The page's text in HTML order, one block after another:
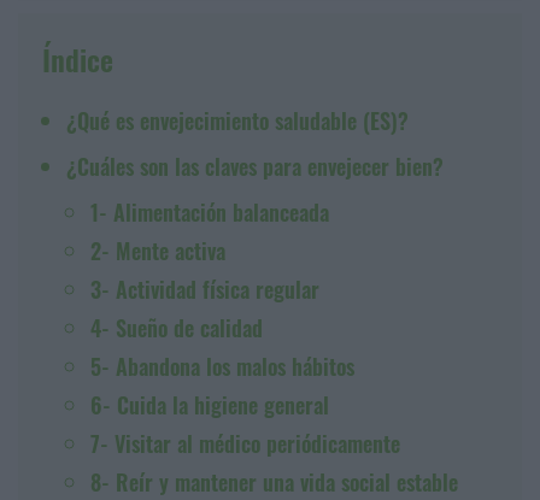
Índice
¿Qué es envejecimiento saludable (ES)?
¿Cuáles son las claves para envejecer bien?
1- Alimentación balanceada
2- Mente activa
3- Actividad física regular
4- Sueño de calidad
5- Abandona los malos hábitos
6- Cuida la higiene general
7- Visitar al médico periódicamente
8- Reír y mantener una vida social estable